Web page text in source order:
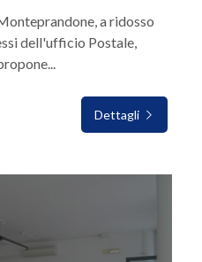
a ridosso
dell'ufficio Postale,
Dettagli